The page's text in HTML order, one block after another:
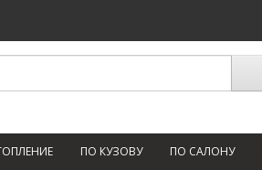
ПО КУЗОВУ ПО САЛОНУ